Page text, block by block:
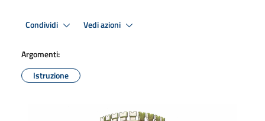
Condividi Vedi azioni
Argomenti:
Istruzione